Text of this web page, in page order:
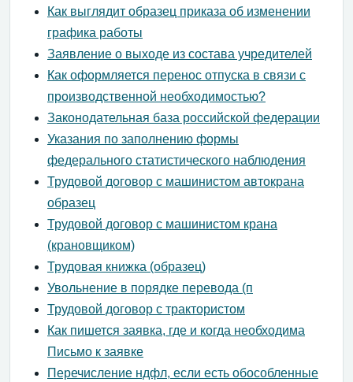
Как выглядит образец приказа об изменении
графика работы
Заявление о выходе из состава учредителей
Как оформляется перенос отпуска в связи с
производственной необходимостью?
Законодательная база российской федерации
Указания по заполнению формы
федерального статистического наблюдения
Трудовой договор с машинистом автокрана
образец
Трудовой договор с машинистом крана
(крановщиком)
Трудовая книжка (образец)
Увольнение в порядке перевода (п
Трудовой договор с трактористом
Как пишется заявка, где и когда необходима
Письмо к заявке
Перечисление ндфл, если есть обособленные